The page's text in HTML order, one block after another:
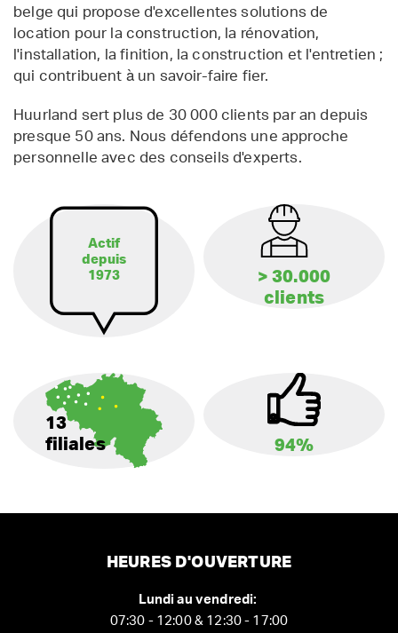
belge qui propose d'excellentes solutions de
location pour la construction, la rénovation,
l'installation, la finition, la construction et l'entretien ;
qui contribuent à un savoir-faire fier.
Huurland sert plus de 30 000 clients par an depuis
presque 50 ans. Nous défendons une approche
personnelle avec des conseils d'experts.
Actif
depuis
1973
> 30.000
clients
13
filiales
94%
HEURES D'OUVERTURE
Lundi au vendredi:
07:30 - 12:00 & 12:30 - 17:00